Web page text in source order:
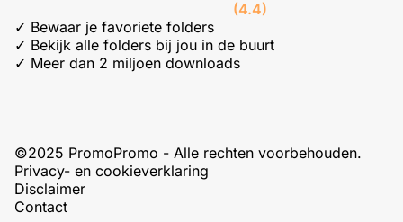
(4.4)
✓ Bewaar je favoriete folders
✓ Bekijk alle folders bij jou in de buurt
✓ Meer dan 2 miljoen downloads
©2025 PromoPromo - Alle rechten voorbehouden.
Privacy- en cookieverklaring
Disclaimer
Contact